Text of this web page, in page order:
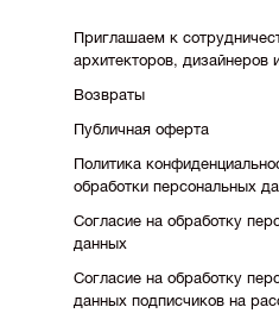
Приглашаем к
архитекторов, дизайнеров
Возвраты
Публичная оферта
Политика
обработки персональных
Согласие на обработку
данных
Согласие на обработку
данных подписчиков на